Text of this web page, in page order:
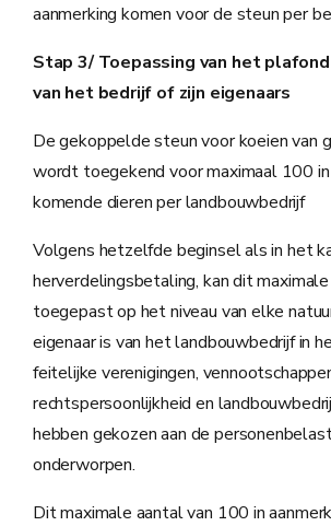
aanmerking komen voor de steun per
Stap 3/ Toepassing van het
van het bedrijf of zijn eigenaars
De gekoppelde steun voor koeien van
wordt toegekend voor maximaal 100 in
komende dieren per landbouwbedrijf
Volgens hetzelfde beginsel als in het
herverdelingsbetaling, kan dit
toegepast op het niveau van elke
eigenaar is van het landbouwbedrijf in
feitelijke verenigingen,
rechtspersoonlijkheid en
hebben gekozen aan de
onderworpen.
Dit maximale aantal van 100 in